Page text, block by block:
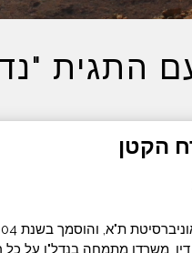
התגית
משרדו מתמחה בנדל"ן על כל